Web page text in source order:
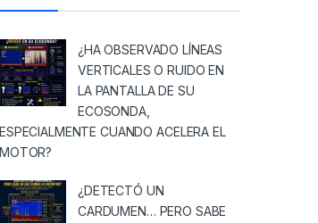
¿HA OBSERVADO LÍNEAS
VERTICALES O RUIDO EN
LA PANTALLA DE SU
ECOSONDA,
ESPECIALMENTE CUANDO ACELERA EL
MOTOR?
¿DETECTÓ UN
CARDUMEN… PERO SABE